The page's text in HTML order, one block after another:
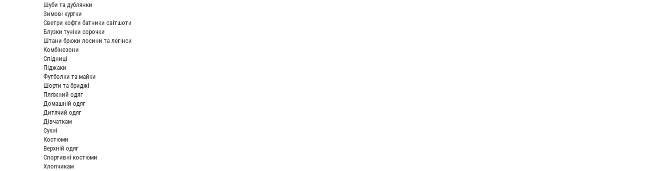
Шуби та дублянки
Зимові куртки
Светри кофти батники світшоти
Блузки туніки сорочки
Штани брюки лосини та легінси
Комбінезони
Спідниці
Піджаки
Футболки та майки
Шорти та бриджі
Пляжний одяг
Домашній одяг
Дитячий одяг
Дівчаткам
Сукні
Костюми
Верхній одяг
Спортивні костюми
Хлопчикам